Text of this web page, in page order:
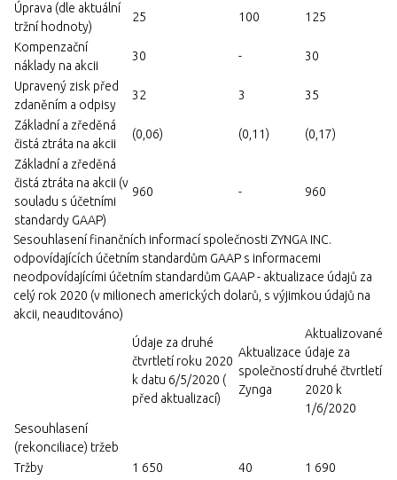
Úprava (dle aktuální
tržní hodnoty)
25 100 125
Kompenzační
náklady na akcii
30 - 30
Upravený zisk před
zdaněním a odpisy
32 3 35
Základní a zředěná
čistá ztráta na akcii
(0,06) (0,11) (0,17)
Základní a zředěná
čistá ztráta na akcii (v
souladu s účetními
standardy GAAP)
960 - 960
Sesouhlasení finančních informací společnosti ZYNGA INC.
odpovídajících účetním standardům GAAP s informacemi
neodpovídajícími účetním standardům GAAP - aktualizace údajů za
celý rok 2020 (v milionech amerických dolarů, s výjimkou údajů na
akcii, neauditováno)
Údaje za druhé
čtvrtletí roku 2020
k datu 6/5/2020 (
před aktualizací)
Aktualizace
společností
Zynga
Aktualizované
údaje za
druhé čtvrtletí
2020 k
1/6/2020
Sesouhlasení
(rekonciliace) tržeb
Tržby
1 650 40
1 690